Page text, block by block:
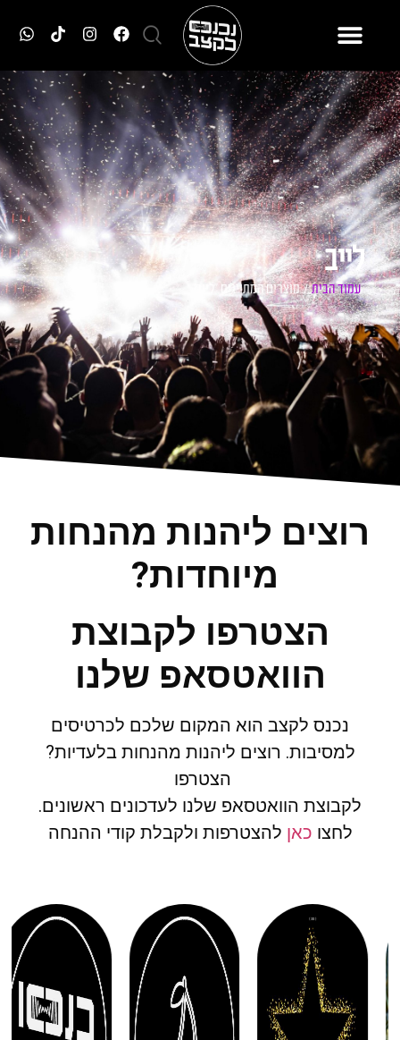
לייב
עמוד הבית/ מוצרים המתויגים “לייב”
רוצים ליהנות מהנחות
מיוחדות?
הצטרפו לקבוצת
הוואטסאפ שלנו
נכנס לקצב הוא המקום שלכם לכרטיסים
למסיבות. רוצים ליהנות מהנחות בלעדיות?
הצטרפו
לקבוצת הוואטסאפ שלנו לעדכונים ראשונים.
לחצו כאן להצטרפות ולקבלת קודי ההנחה